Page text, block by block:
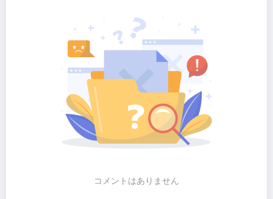
コメントはありません